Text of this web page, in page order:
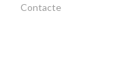
Contacte